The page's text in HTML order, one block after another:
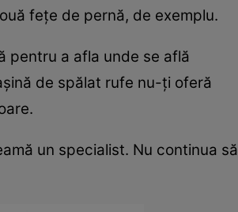
feţe de pernă, de exemplu.
pentru a afla unde se află
de spălat rufe nu-ţi oferă
un specialist. Nu continua să